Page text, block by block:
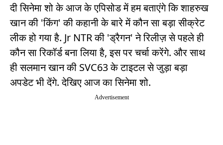
दी सिनेमा शो के आज के एपिसोड में हम बताएंगे कि शाहरुख
खान की 'किंग' की कहानी के बारे में कौन सा बड़ा सीक्रेट
लीक हो गया है. Jr NTR की 'ड्रैगन' ने रिलीज़ से पहले ही
कौन सा रिकॉर्ड बना लिया है, इस पर चर्चा करेंगे. और साथ
ही सलमान खान की SVC63 के टाइटल से जुड़ा बड़ा
अपडेट भी देंगे. देखिए आज का सिनेमा शो.
Advertisement